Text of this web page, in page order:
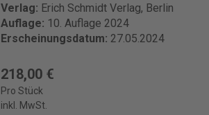
Verlag: Erich Schmidt Verlag, Berlin
Auflage: 10. Auflage 2024
Erscheinungsdatum: 27.05.2024
218,00 €
Pro Stück
inkl. MwSt.